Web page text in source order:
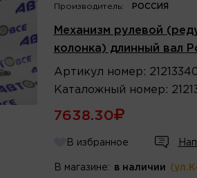
Производитель: РОССИЯ
Механизм рулевой
колонка) длинный вал
Артикул номер :
Каталожный номер :
7638.30
В избранное
В магазине: в наличии